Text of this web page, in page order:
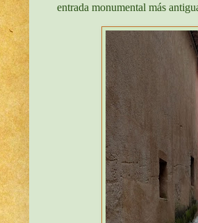
entrada monumental más